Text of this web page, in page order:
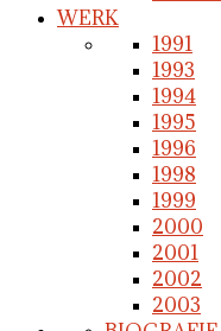
WERK
1991
1993
1994
1995
1996
1998
1999
2000
2001
2002
2003